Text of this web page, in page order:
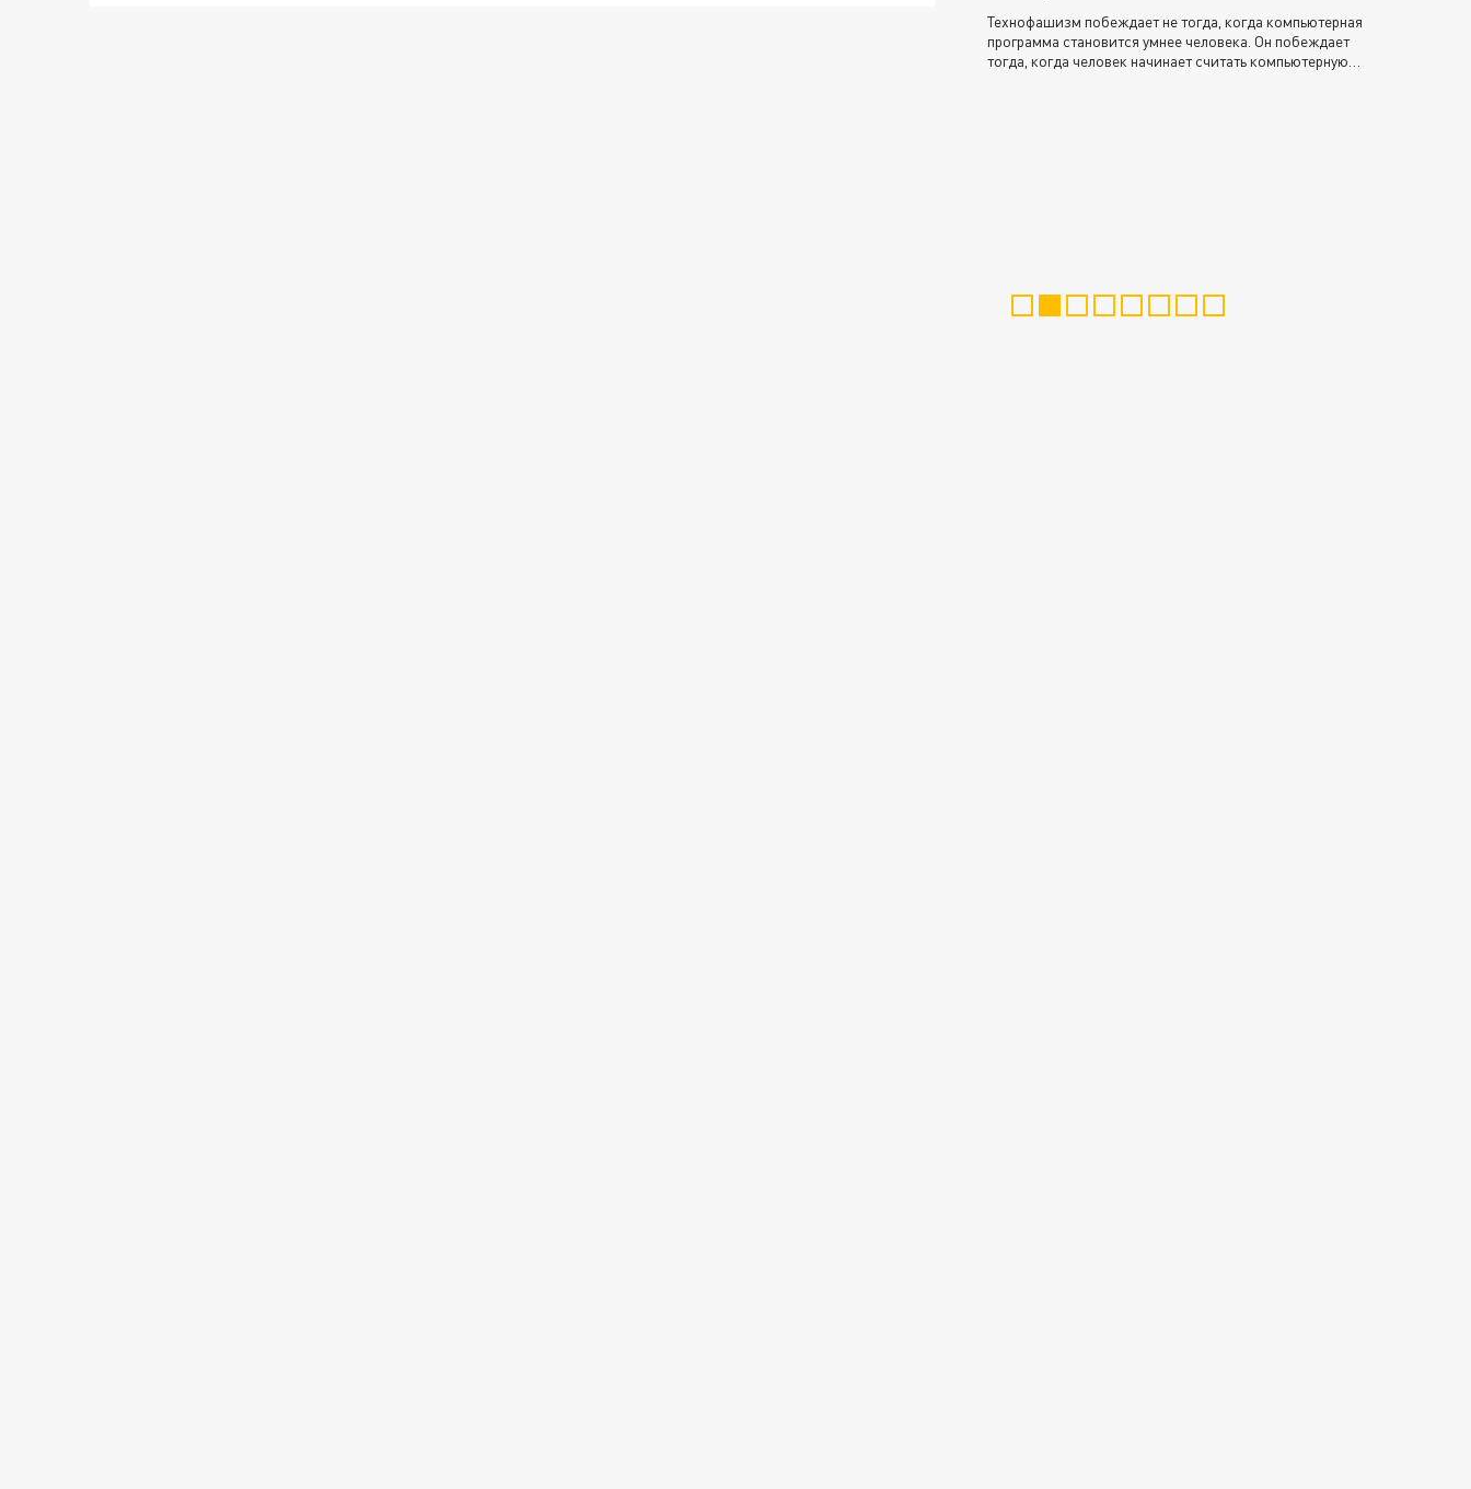
Технофашизм побеждает не тогда, когда компьютерная
программа становится умнее человека. Он побеждает
тогда, когда человек начинает считать компьютерную